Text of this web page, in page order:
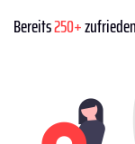
Bereits250+